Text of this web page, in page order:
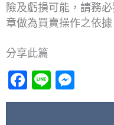
險及虧損可能，請務
章做為買賣操作之依據
分享此篇
Facebook
Line